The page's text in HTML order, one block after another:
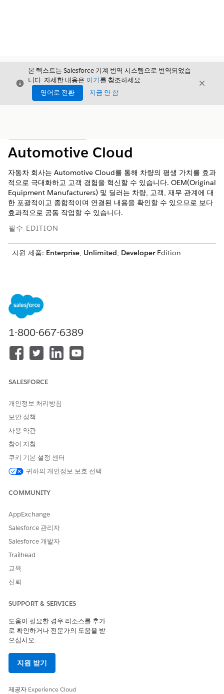
닫기
본 텍스트는 Salesforce 기계 번역 시스템으로 번역되었습
니다. 자세한 내용은 여기 를 참조하세요.
영어로 전환
지금 안 함
닫기
Automotive Cloud
자동차 회사는 Automotive Cloud를 통해 차량의 평생 가치를 효과
적으로 극대화하고 고객 경험을 혁신할 수 있습니다. OEM(Original
Equipment Manufacturers) 및 딜러는 차량, 고객, 재무 관계에 대
한 포괄적이고 종합적이며 연결된 내용을 확인할 수 있으므로 보다
효과적으로 공동 작업할 수 있습니다.
필수 EDITION
지원 제품: Enterprise, Unlimited, DeveloperEdition
점을 효과적으로 관리할 수 있도록 지원합니다. 데이터 모델과 워크
플로는 일상적이고 반복적인 과업에 소요되는 시간을 줄이는 업계
전반의 모범 사례를 기반으로 합니다. 고객이 이탈하려는 중요한 순
드 충성도를 높일 수 있습니다. Automotive Cloud를 사용하면 딜
형 서비스를 제공할 수 있습니다.
1-800-667-6389
SALESFORCE
개인정보 처리방침
보안 정책
사용 약관
참여 지침
쿠키 기본 설정 센터
귀하의 개인정보 보호 선택
COMMUNITY
AppExchange
Salesforce 관리자
Salesforce 개발자
Trailhead
교육
신뢰
SUPPORT & SERVICES
도움이 필요한 경우 리소스를 추가
로 확인하거나 전문가의 도움을 받
으십시오.
지원 받기
제공자 Experience Cloud